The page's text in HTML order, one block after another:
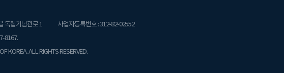
독립기념관로 1
사업자등록번호 : 312-82-02552
8167.
KOREA. ALL RIGHTS RESERVED.